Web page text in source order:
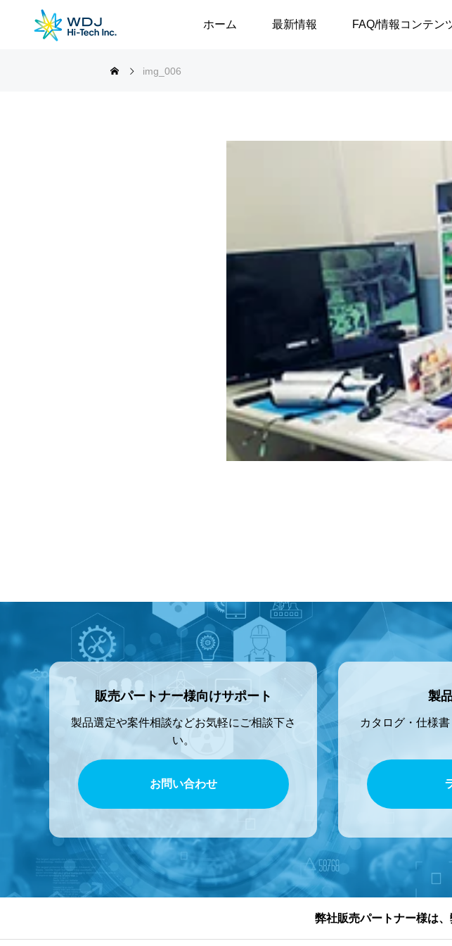
ホーム 最新情報 FAQ/情報コンテン
img_006
販売パートナー様向けサポート
製品選定や案件相談などお気軽にご相談下さ
い。
お問い合わせ
製
カタログ・仕様
弊社販売パートナー様は